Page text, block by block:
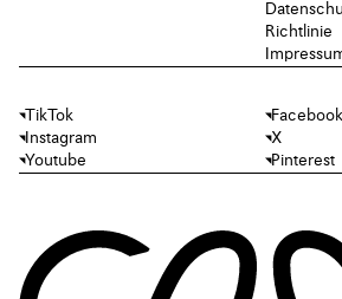
Richtlinie
TikTok
Facebook
Instagram
X
Youtube
Pinterest